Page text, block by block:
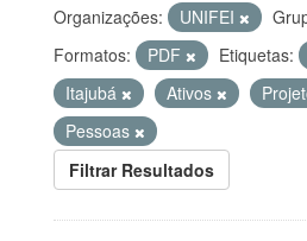
Organizações: UNIFEI
Formatos:
PDF Etiquetas:
Itajubá
Ativos
Pessoas
Filtrar Resultados